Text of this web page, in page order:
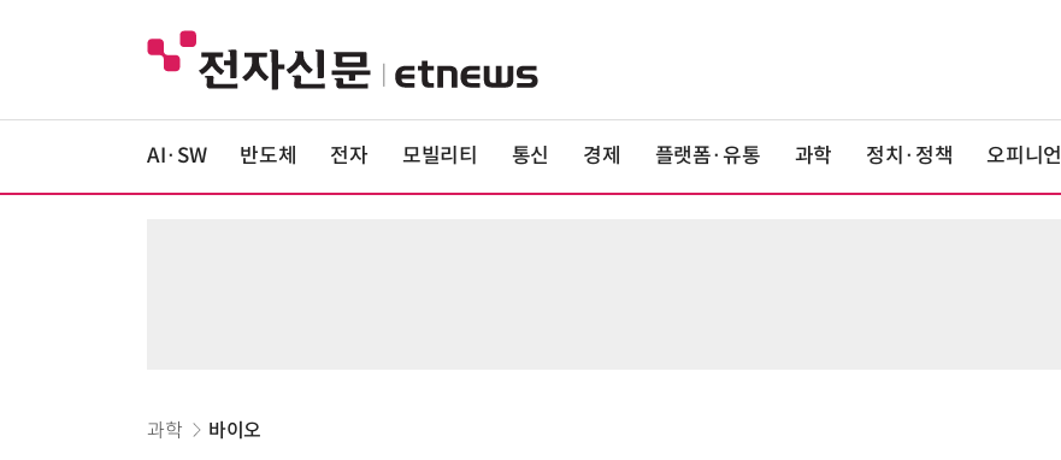
AI·SW 반도체 전자 모빌리티 통신 경제 플랫폼·유통 과학 정치·정책 오피니언
과학 바이오